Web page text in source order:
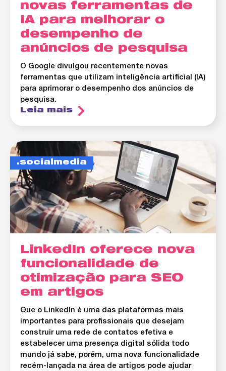
novas ferramentas de
IA para melhorar o
desempenho de
anúncios de pesquisa
O Google divulgou recentemente novas
ferramentas que utilizam inteligência artificial (IA)
para aprimorar o desempenho dos anúncios de
pesquisa.
Leia mais
socialmedia
LinkedIn oferece nova
funcionalidade de
otimização para SEO
em artigos
Que o LinkedIn é uma das plataformas mais
importantes para profissionais que desejam
construir uma rede de contatos efetiva e
estabelecer uma presença digital sólida todo
mundo já sabe, porém, uma nova funcionalidade
recém-lançada na área de artigos pode ajudar